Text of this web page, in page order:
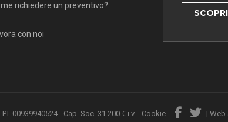
richiedere un preventivo?
con noi
00939940524 - Cap. Soc. 31.200 € i.v. - Cookie - | Web